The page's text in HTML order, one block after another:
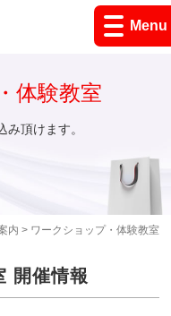
Menu
内 > ワークショップ・体験教室
体験教室
頂けます。
開催情報